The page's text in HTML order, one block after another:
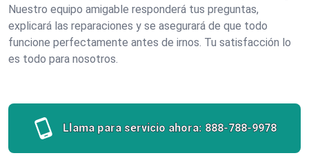
Nuestro equipo amigable responderá tus preguntas,
explicará las reparaciones y se asegurará de que todo
funcione perfectamente antes de irnos. Tu satisfacción lo
es todo para nosotros.
Llama para servicio ahora: 888-788-9978